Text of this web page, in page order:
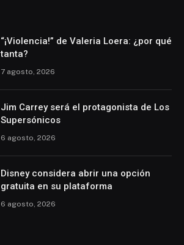
“¡Violencia!” de Valeria Loera: ¿por qué
tanta?
7 agosto, 2026
Jim Carrey será el protagonista de Los
Supersónicos
6 agosto, 2026
Disney considera abrir una opción
gratuita en su plataforma
6 agosto, 2026